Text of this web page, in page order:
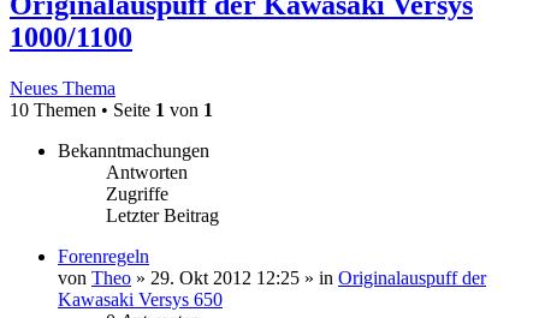
1000/1100
Neues Thema
10 Themen • Seite 1 von 1
Bekanntmachungen
Antworten
Zugriffe
Letzter Beitrag
Forenregeln
von Theo » 29. Okt 2012 12:25 » in Originalauspuff der
Kawasaki Versys 650